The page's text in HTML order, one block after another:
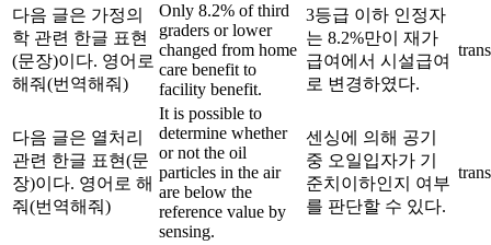
다음 글은 가정의
학 관련 한글 표현
(문장)이다. 영어로
해줘(번역해줘)
Only 8.2% of third
graders or lower
changed from home
care benefit to
facility benefit.
3등급 이하 인정자
는 8.2%만이 재가
급여에서 시설급여
로 변경하였다.
다음 글은 열처리
관련 한글 표현(문
장)이다. 영어로 해
줘(번역해줘)
It is possible to
determine whether
or not the oil
particles in the air
are below the
reference value by
sensing.
센싱에 의해 공기
중 오일입자가 기
준치이하인지 여부
를 판단할 수 있다.